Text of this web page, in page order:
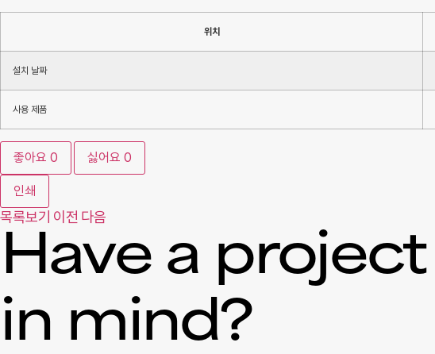
위치
설치 날짜
사용 제품
좋아요 0 싫어요 0
인쇄
목록보기 이전 다음
Have a project
in mind?